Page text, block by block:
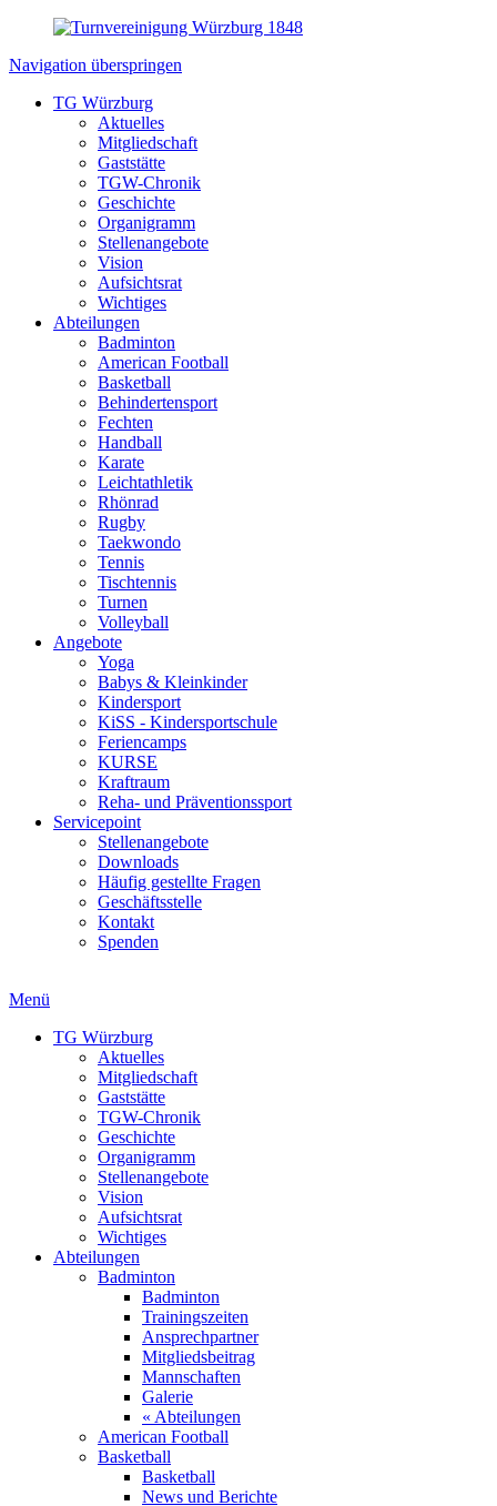
Navigation überspringen
TG Würzburg
Aktuelles
Mitgliedschaft
Gaststätte
TGW-Chronik
Geschichte
Organigramm
Stellenangebote
Vision
Aufsichtsrat
Wichtiges
Abteilungen
Badminton
American Football
Basketball
Behindertensport
Fechten
Handball
Karate
Leichtathletik
Rhönrad
Rugby
Taekwondo
Tennis
Tischtennis
Turnen
Volleyball
Angebote
Yoga
Babys & Kleinkinder
Kindersport
KiSS - Kindersportschule
Feriencamps
KURSE
Kraftraum
Reha- und Präventionssport
Servicepoint
Stellenangebote
Downloads
Häufig gestellte Fragen
Geschäftsstelle
Kontakt
Spenden
Menü
TG Würzburg
Aktuelles
Mitgliedschaft
Gaststätte
TGW-Chronik
Geschichte
Organigramm
Stellenangebote
Vision
Aufsichtsrat
Wichtiges
Abteilungen
Badminton
Badminton
Trainingszeiten
Ansprechpartner
Mitgliedsbeitrag
Mannschaften
Galerie
« Abteilungen
American Football
Basketball
Basketball
News und Berichte